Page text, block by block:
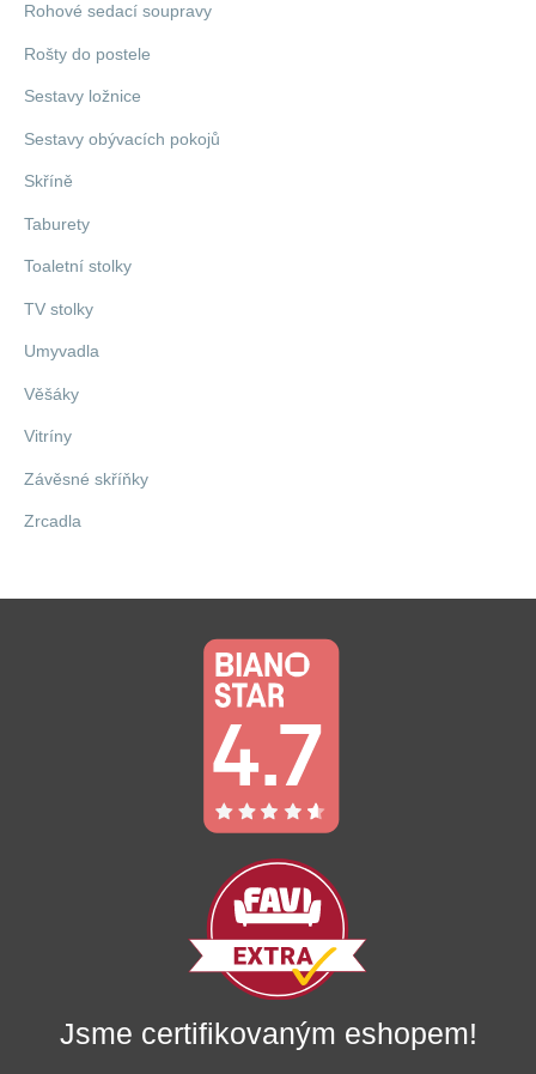
Rohové sedací soupravy
Rošty do postele
Sestavy ložnice
Sestavy obývacích pokojů
Skříně
Taburety
Toaletní stolky
TV stolky
Umyvadla
Věšáky
Vitríny
Závěsné skříňky
Zrcadla
Jsme certifikovaným eshopem!